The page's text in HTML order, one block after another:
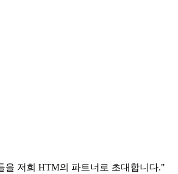
을 저희 HTM의 파트너로 초대합니다."